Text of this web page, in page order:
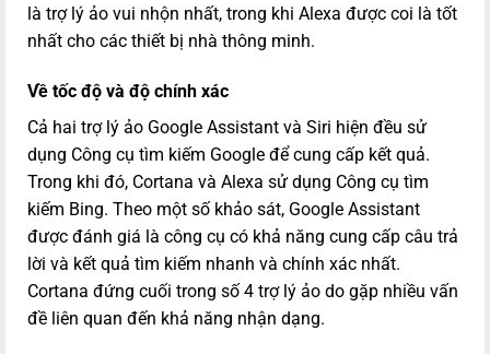
là trợ lý ảo vui nhộn nhất, trong khi Alexa được coi là tốt
nhất cho các thiết bị nhà thông minh.
Về tốc độ và độ chính xác
Cả hai trợ lý ảo Google Assistant và Siri hiện đều sử
dụng Công cụ tìm kiếm Google để cung cấp kết quả.
Trong khi đó, Cortana và Alexa sử dụng Công cụ tìm
kiếm Bing. Theo một số khảo sát, Google Assistant
được đánh giá là công cụ có khả năng cung cấp câu trả
lời và kết quả tìm kiếm nhanh và chính xác nhất.
Cortana đứng cuối trong số 4 trợ lý ảo do gặp nhiều vấn
đề liên quan đến khả năng nhận dạng.